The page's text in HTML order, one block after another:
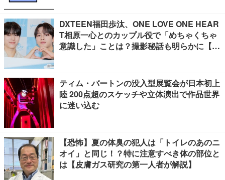
DXTEEN福田歩汰、ONE LOVE ONE HEAR
T相原一心とのカップル役で「めちゃくちゃ
意識した」ことは？撮影秘話も明らかに【Y
ティム・バートンの没入型展覧会が日本初上
陸 200点超のスケッチや立体演出で作品世界
に迷い込む
【恐怖】夏の体臭の犯人は「トイレのあのニ
オイ」と同じ！？特に注意すべき体の部位と
は【皮膚ガス研究の第一人者が解説】